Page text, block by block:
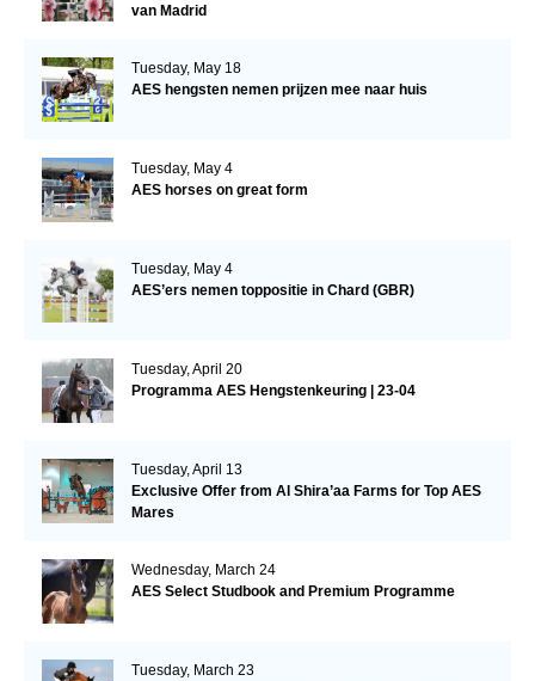
van Madrid
Tuesday, May 18
AES hengsten nemen prijzen mee naar huis
Tuesday, May 4
AES horses on great form
Tuesday, May 4
AES’ers nemen toppositie in Chard (GBR)
Tuesday, April 20
Programma AES Hengstenkeuring | 23-04
Tuesday, April 13
Exclusive Offer from Al Shira’aa Farms for Top AES
Mares
Wednesday, March 24
AES Select Studbook and Premium Programme
Tuesday, March 23